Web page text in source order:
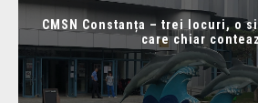
CMSN Constanța – trei locuri, o
care chiar